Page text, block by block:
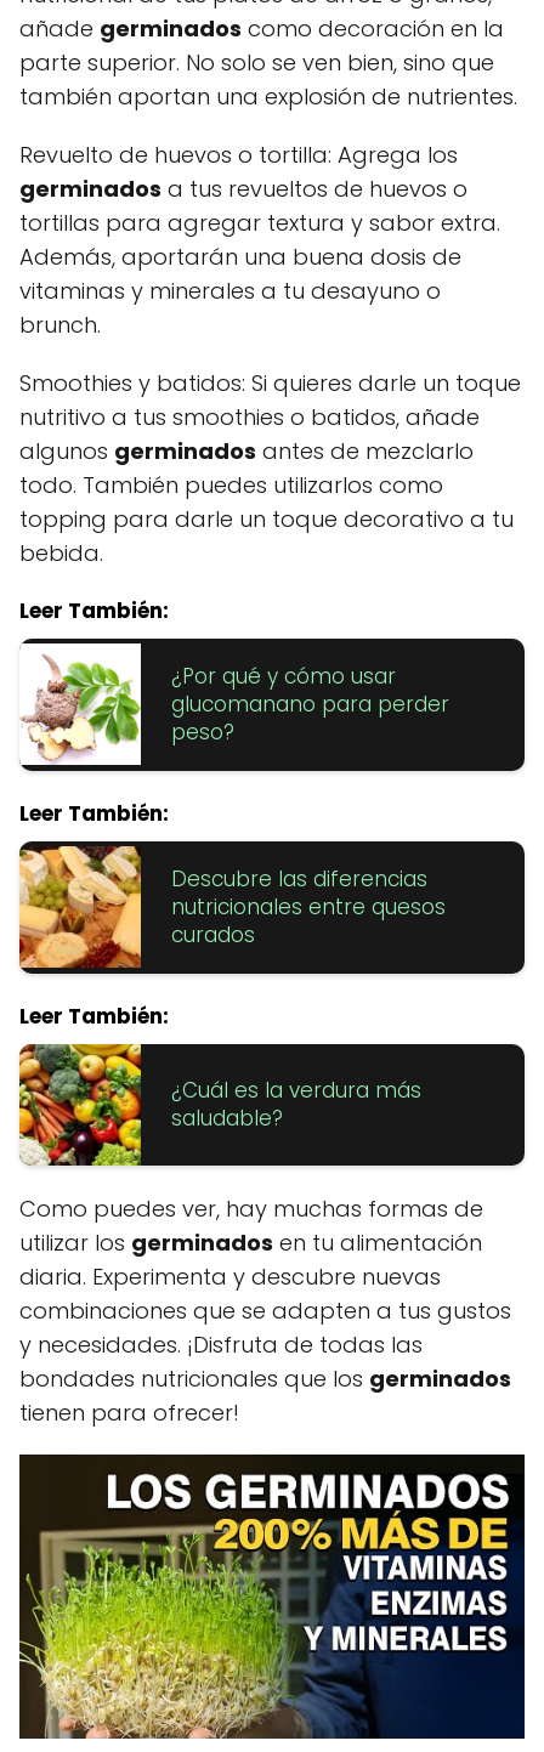
añade germinados como decoración en la
parte superior. No solo se ven bien, sino que
también aportan una explosión de nutrientes.
Revuelto de huevos o tortilla: Agrega los
germinados a tus revueltos de huevos o
tortillas para agregar textura y sabor extra.
Además, aportarán una buena dosis de
vitaminas y minerales a tu desayuno o
brunch.
Smoothies y batidos: Si quieres darle un toque
nutritivo a tus smoothies o batidos, añade
algunos germinados antes de mezclarlo
todo. También puedes utilizarlos como
topping para darle un toque decorativo a tu
bebida.
Leer También:
¿Por qué y cómo usar
glucomanano para perder
peso?
Leer También:
Descubre las diferencias
nutricionales entre quesos
curados
Leer También:
¿Cuál es la verdura más
saludable?
Como puedes ver, hay muchas formas de
utilizar los germinados en tu alimentación
diaria. Experimenta y descubre nuevas
combinaciones que se adapten a tus gustos
y necesidades. ¡Disfruta de todas las
bondades nutricionales que los germinados
tienen para ofrecer!